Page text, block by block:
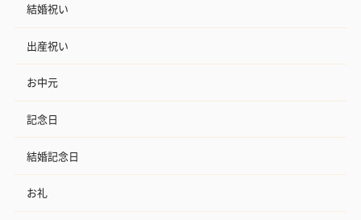
結婚祝い
出産祝い
お中元
記念日
結婚記念日
お礼